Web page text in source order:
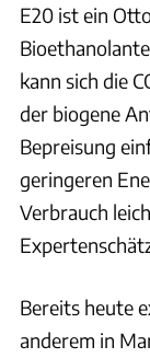
E20 ist ein
kann sich die
der biogene
Bepreisung
geringeren
Verbrauch
Bereits heute
anderem in